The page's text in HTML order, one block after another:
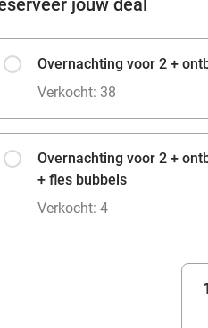
jouw deal
Overnachting voor 2 +
Verkocht: 38
Overnachting voor 2 +
+ fles bubbels
Verkocht: 4
1